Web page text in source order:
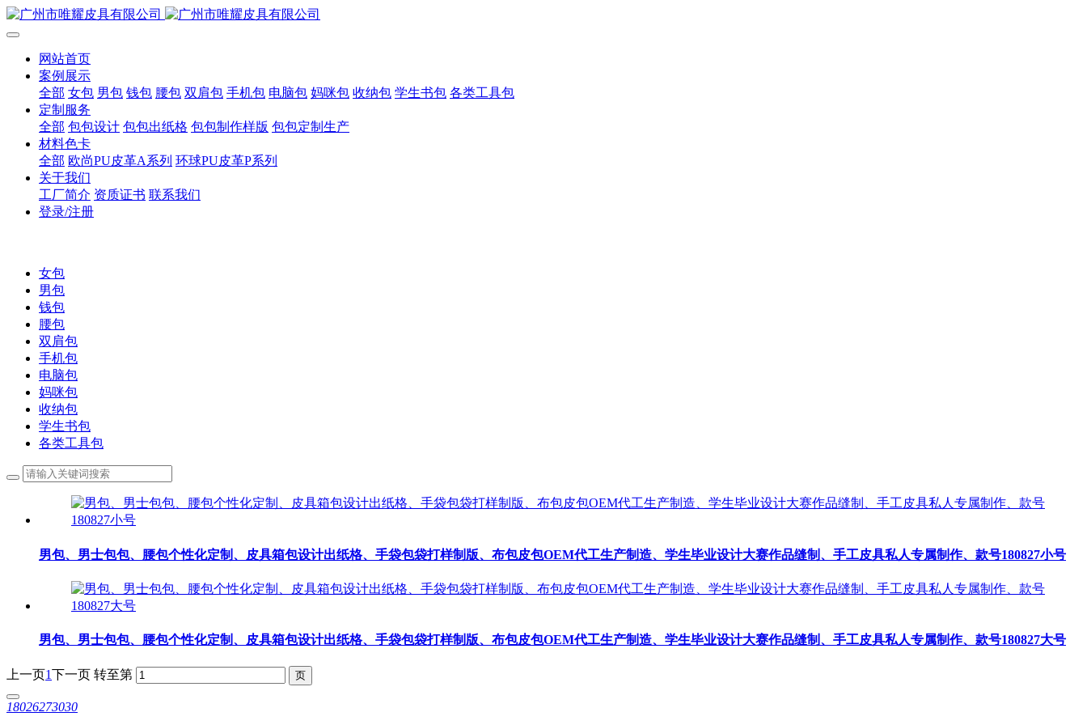
网站首页
案例展示
全部 女包 男包 钱包 腰包 双肩包 手机包 电脑包 妈咪包 收纳包 学生书包 各类工具包
定制服务
全部 包包设计 包包出纸格 包包制作样版 包包定制生产
材料色卡
全部 欧尚PU皮革A系列 环球PU皮革P系列
关于我们
工厂简介 资质证书 联系我们
登录/注册
女包
男包
钱包
腰包
双肩包
手机包
电脑包
妈咪包
收纳包
学生书包
各类工具包
男包、男士包包、腰包个性化定制、皮具箱包设计出纸格、手袋包袋打样制版、布包皮包OEM代工生产制造、学生毕业设计大赛作品缝制、手工皮具私人专属制作、款号180827小号
男包、男士包包、腰包个性化定制、皮具箱包设计出纸格、手袋包袋打样制版、布包皮包OEM代工生产制造、学生毕业设计大赛作品缝制、手工皮具私人专属制作、款号180827大号
上一页1下一页 转至第
18026273030